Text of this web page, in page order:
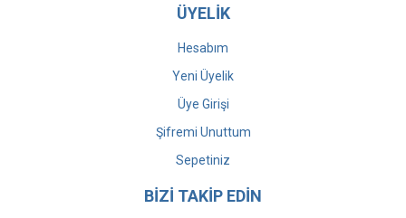
ÜYELİK
Hesabım
Yeni Üyelik
Üye Girişi
Şifremi Unuttum
Sepetiniz
BİZİ TAKİP EDİN